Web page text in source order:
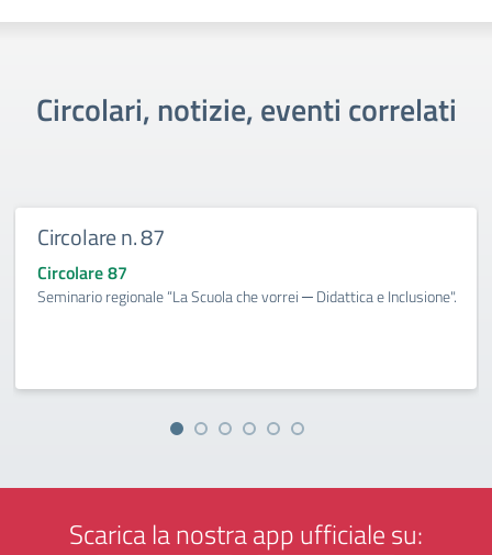
Circolari, notizie, eventi correlati
Circolare n. 87
Circolare 87
Seminario regionale “La Scuola che vorrei ─ Didattica e Inclusione".
Scarica la nostra app ufficiale su: